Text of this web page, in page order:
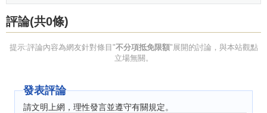
評論(共0條)
提示:評論內容為網友針對條目"不分項抵免限額"展開的討論，與本站觀點
立場無關。
發表評論
請文明上網，理性發言並遵守有關規定。